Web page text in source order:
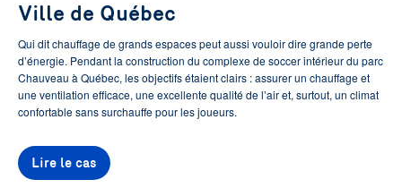
Ville de Québec
Qui dit chauffage de grands espaces peut aussi vouloir dire grande perte
d’énergie. Pendant la construction du complexe de soccer intérieur du parc
Chauveau à Québec, les objectifs étaient clairs : assurer un chauffage et
une ventilation efficace, une excellente qualité de l’air et, surtout, un climat
confortable sans surchauffe pour les joueurs.
Lire le cas